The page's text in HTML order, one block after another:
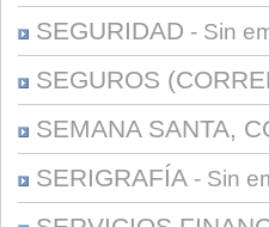
SEGURIDAD - Sin
SEGUROS
SEMANA SANTA,
SERIGRAFÍA - Sin